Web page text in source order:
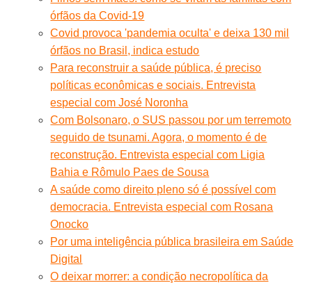
órfãos da Covid-19
Covid provoca 'pandemia oculta' e deixa 130 mil
órfãos no Brasil, indica estudo
Para reconstruir a saúde pública, é preciso
políticas econômicas e sociais. Entrevista
especial com José Noronha
Com Bolsonaro, o SUS passou por um terremoto
seguido de tsunami. Agora, o momento é de
reconstrução. Entrevista especial com Ligia
Bahia e Rômulo Paes de Sousa
A saúde como direito pleno só é possível com
democracia. Entrevista especial com Rosana
Onocko
Por uma inteligência pública brasileira em Saúde
Digital
O deixar morrer: a condição necropolítica da